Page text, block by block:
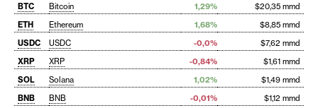
BTC
Bitcoin 1,29%
$20,35 mmd
ETH
Ethereum 1,68%
$8,85 mmd
USDC
USDC -0,0%
$7,62 mmd
XRP
XRP -0,84%
$1,61 mmd
SOL
Solana 1,02%
$1,49 mmd
BNB
BNB -0,01%
$1,12 mmd